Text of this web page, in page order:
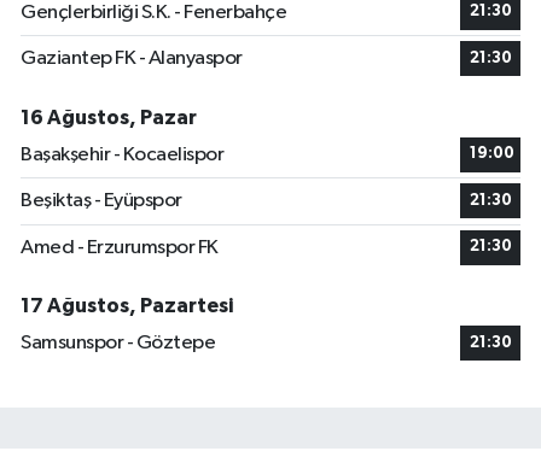
Gençlerbirliği S.K. - Fenerbahçe 21:30
Gaziantep FK - Alanyaspor 21:30
16 Ağustos, Pazar
Başakşehir - Kocaelispor
19:00
Beşiktaş - Eyüpspor 21:30
Amed - Erzurumspor FK 21:30
17 Ağustos, Pazartesi
Samsunspor - Göztepe
21:30